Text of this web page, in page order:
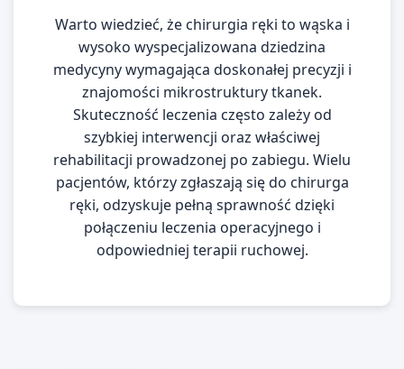
Warto wiedzieć, że chirurgia ręki to wąska i
wysoko wyspecjalizowana dziedzina
medycyny wymagająca doskonałej precyzji i
znajomości mikrostruktury tkanek.
Skuteczność leczenia często zależy od
szybkiej interwencji oraz właściwej
rehabilitacji prowadzonej po zabiegu. Wielu
pacjentów, którzy zgłaszają się do chirurga
ręki, odzyskuje pełną sprawność dzięki
połączeniu leczenia operacyjnego i
odpowiedniej terapii ruchowej.